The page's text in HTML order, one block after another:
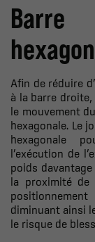
Barre
Afin de réduire
à la barre
le mouvement
hexagonale. Le
hexagonale
l’exécution de
poids
la proximité
diminuant ainsi
le risque de